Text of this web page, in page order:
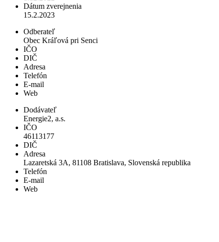
Dátum zverejnenia
15.2.2023
Odberateľ
Obec Kráľová pri Senci
IČO
DIČ
Adresa
Telefón
E-mail
Web
Dodávateľ
Energie2, a.s.
IČO
46113177
DIČ
Adresa
Lazaretská 3A, 81108 Bratislava, Slovenská republika
Telefón
E-mail
Web